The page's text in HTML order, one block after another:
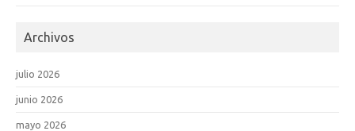
Archivos
julio 2026
junio 2026
mayo 2026